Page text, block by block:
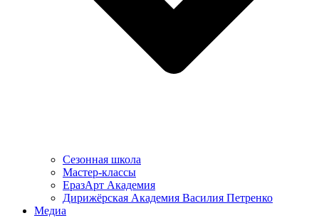
Сезонная школа
Мастер-классы
ЕразАрт Академия
Дирижёрская Академия Василия Петренко
Медиа